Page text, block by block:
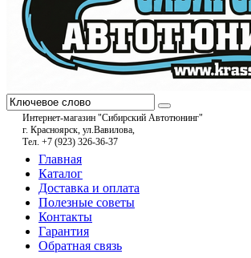
Интернет-магазин "Сибирский Автотюнинг"
г. Красноярск, ул.Вавилова,
Тел. +7 (923) 326-36-37
Главная
Каталог
Доставка и оплата
Полезные советы
Контакты
Гарантия
Обратная связь